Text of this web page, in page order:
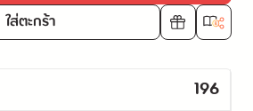
ใส่ตะกร้า
196